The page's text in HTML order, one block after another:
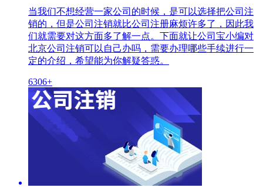
当我们不想经营一家公司的时候，是可以选择把公司注
销的，但是公司注销就比公司注册麻烦许多了，因此我
们就需要对这方面多了解一点。下面就让公司宝小编对
北京公司注销可以自己办吗，需要办理哪些手续进行一
定的介绍，希望能为你解疑答惑。
6306+